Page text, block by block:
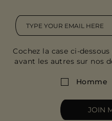
Cochez la case ci-
avant les autres sur nos
Homme
JOIN